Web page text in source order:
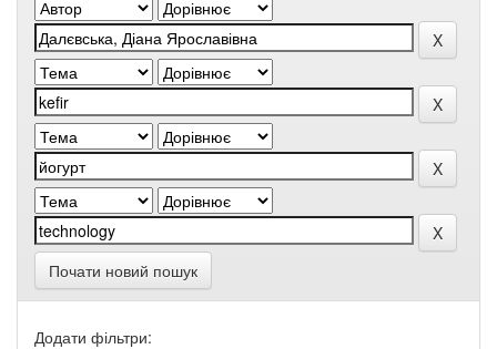
Почати новий пошук
Додати фільтри: